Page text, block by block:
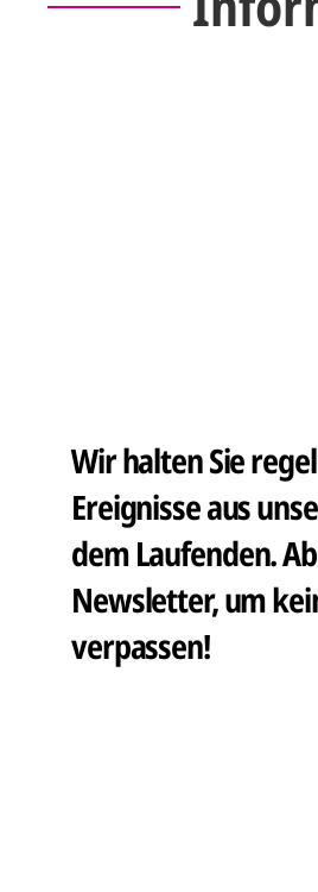
Wir halten Sie
Ereignisse aus
dem Laufenden.
Newsletter, um
verpassen!